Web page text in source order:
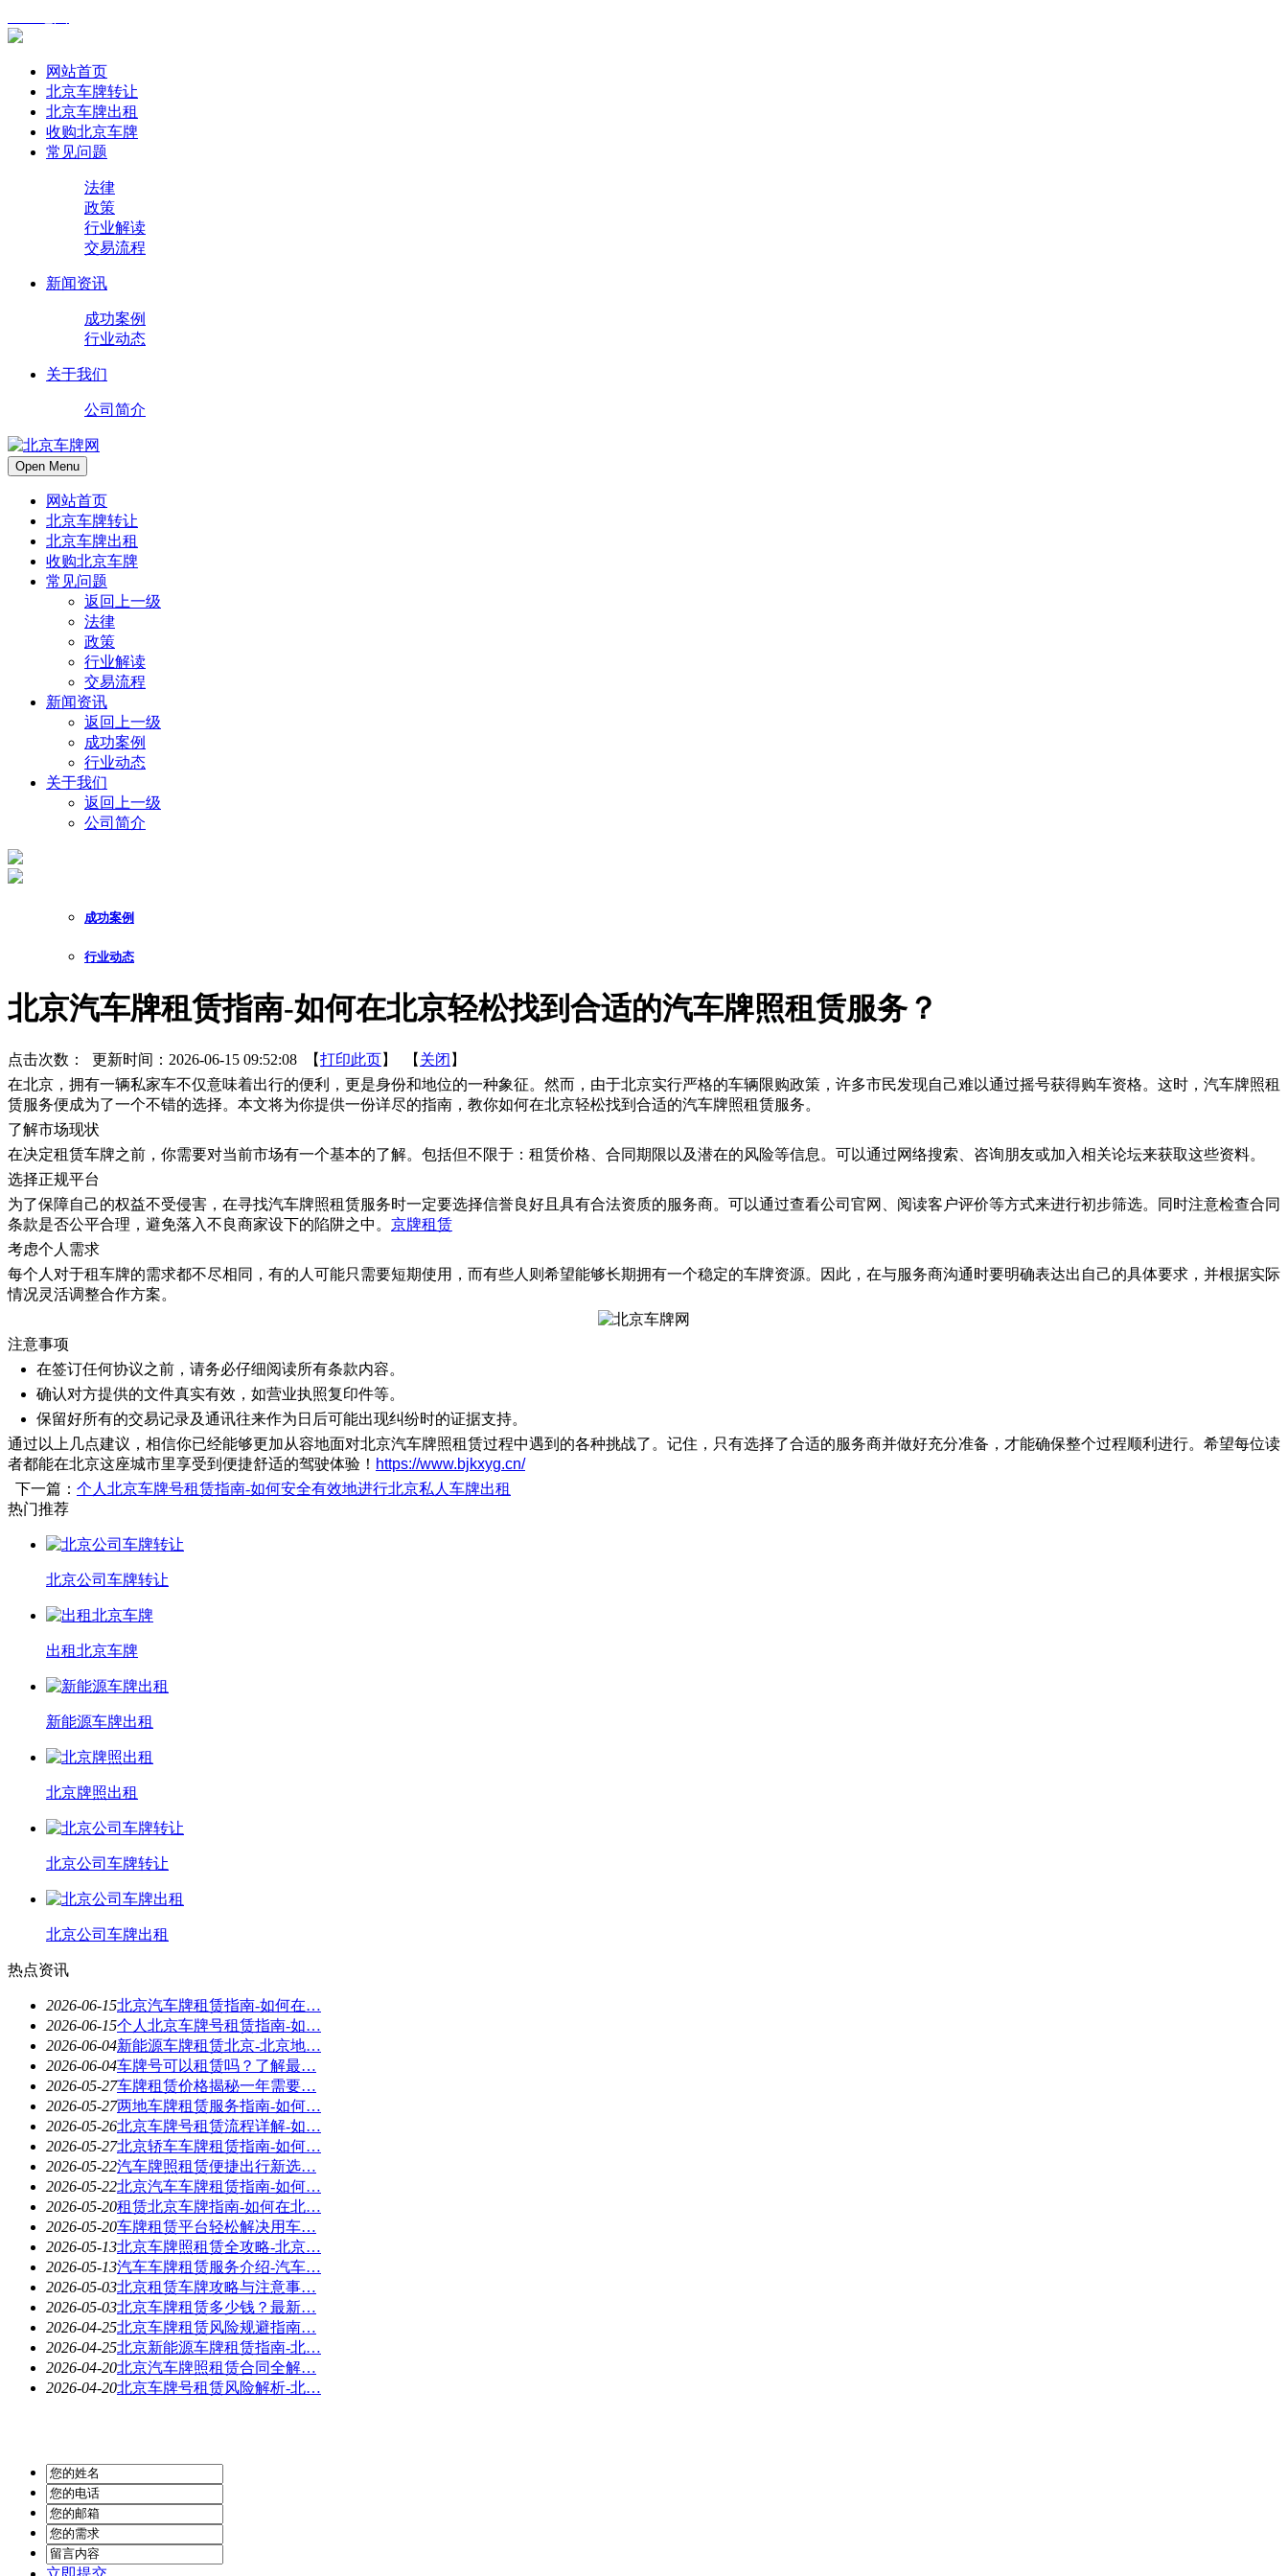
网站首页
北京车牌转让
北京车牌出租
收购北京车牌
常见问题
法律
政策
行业解读
交易流程
新闻资讯
成功案例
行业动态
关于我们
公司简介
Open Menu
网站首页
北京车牌转让
北京车牌出租
收购北京车牌
常见问题
返回上一级
法律
政策
行业解读
交易流程
新闻资讯
返回上一级
成功案例
行业动态
关于我们
返回上一级
公司简介
成功案例
行业动态
北京汽车牌租赁指南-如何在北京轻松找到合适的汽车牌照租赁服务？
点击次数： 更新时间：2026-06-15 09:52:08 【打印此页】 【 关闭 】
在北京，拥有一辆私家车不仅意味着出行的便利，更是身份和地位的一种象征。然而，由于北京实行严格的车辆限购政策，许多市民发现自己难以通过摇号获得购车资格。这时，汽车牌照租
赁服务便成为了一个不错的选择。本文将为你提供一份详尽的指南，教你如何在北京轻松找到合适的汽车牌照租赁服务。
了解市场现状
在决定租赁车牌之前，你需要对当前市场有一个基本的了解。包括但不限于：租赁价格、合同期限以及潜在的风险等信息。可以通过网络搜索、咨询朋友或加入相关论坛来获取这些资料。
选择正规平台
为了保障自己的权益不受侵害，在寻找汽车牌照租赁服务时一定要选择信誉良好且具有合法资质的服务商。可以通过查看公司官网、阅读客户评价等方式来进行初步筛选。同时注意检查合同
条款是否公平合理，避免落入不良商家设下的陷阱之中。 京牌租赁
考虑个人需求
每个人对于租车牌的需求都不尽相同，有的人可能只需要短期使用，而有些人则希望能够长期拥有一个稳定的车牌资源。因此，在与服务商沟通时要明确表达出自己的具体要求，并根据实际
情况灵活调整合作方案。
注意事项
在签订任何协议之前，请务必仔细阅读所有条款内容。
确认对方提供的文件真实有效，如营业执照复印件等。
保留好所有的交易记录及通讯往来作为日后可能出现纠纷时的证据支持。
通过以上几点建议，相信你已经能够更加从容地面对北京汽车牌照租赁过程中遇到的各种挑战了。记住，只有选择了合适的服务商并做好充分准备，才能确保整个过程顺利进行。希望每位读
者都能在北京这座城市里享受到便捷舒适的驾驶体验！ https://www.bjkxyg.cn/
下一篇： 个人北京车牌号租赁指南-如何安全有效地进行北京私人车牌出租
热门推荐
北京公司车牌转让
出租北京车牌
新能源车牌出租
北京牌照出租
北京公司车牌转让
北京公司车牌出租
热点资讯
2026-06-15北京汽车牌租赁指南-如何在…
2026-06-15个人北京车牌号租赁指南-如…
2026-06-04新能源车牌租赁北京-北京地…
2026-06-04车牌号可以租赁吗？了解最…
2026-05-27车牌租赁价格揭秘一年需要…
2026-05-27两地车牌租赁服务指南-如何…
2026-05-26北京车牌号租赁流程详解-如…
2026-05-27北京轿车车牌租赁指南-如何…
2026-05-22汽车牌照租赁便捷出行新选…
2026-05-22北京汽车车牌租赁指南-如何…
2026-05-20租赁北京车牌指南-如何在北…
2026-05-20车牌租赁平台轻松解决用车…
2026-05-13北京车牌照租赁全攻略-北京…
2026-05-13汽车车牌租赁服务介绍-汽车…
2026-05-03北京租赁车牌攻略与注意事…
2026-05-03北京车牌租赁多少钱？最新…
2026-04-25北京车牌租赁风险规避指南…
2026-04-25北京新能源车牌租赁指南-北…
2026-04-20北京汽车牌照租赁合同全解…
2026-04-20北京车牌号租赁风险解析-北…